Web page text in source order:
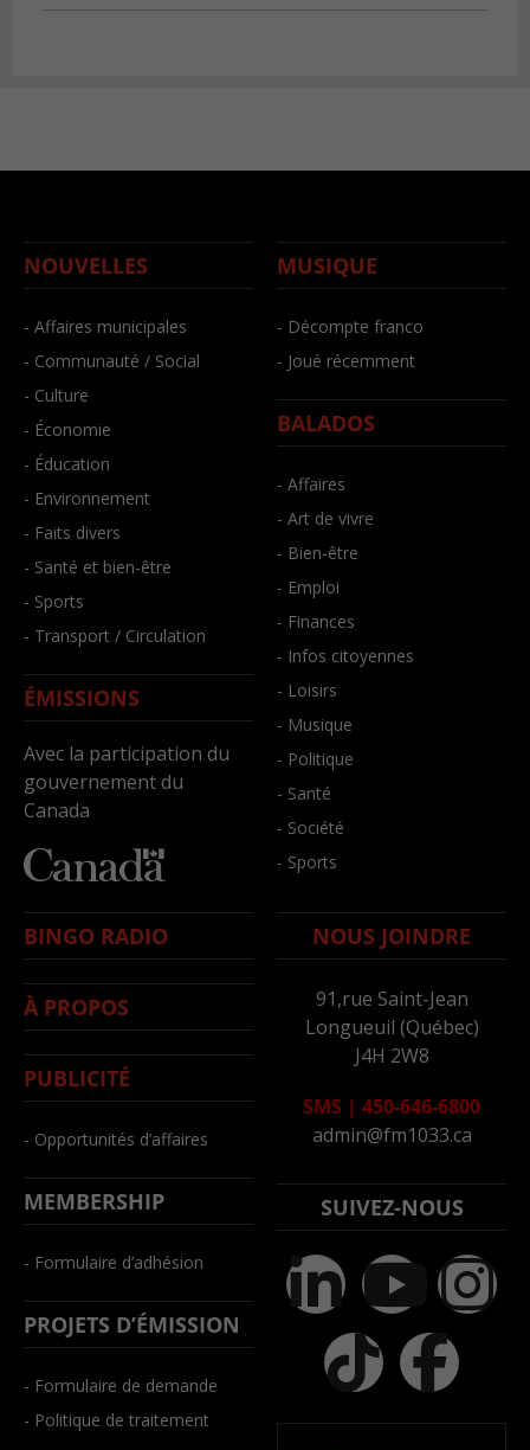
NOUVELLES
- Affaires municipales
- Communauté / Social
- Culture
- Économie
- Éducation
- Environnement
- Faits divers
- Santé et bien-être
- Sports
- Transport / Circulation
ÉMISSIONS
Avec la participation du
gouvernement du
Canada
MUSIQUE
- Décompte franco
- Joué récemment
BALADOS
- Affaires
- Art de vivre
- Bien-être
- Emploi
- Finances
- Infos citoyennes
- Loisirs
- Musique
- Politique
- Santé
- Société
- Sports
BINGO RADIO
À PROPOS
PUBLICITÉ
- Opportunités d’affaires
MEMBERSHIP
- Formulaire d’adhésion
PROJETS D’ÉMISSION
- Formulaire de demande
- Politique de traitement
NOUS JOINDRE
91,rue Saint-Jean
Longueuil (Québec)
J4H 2W8
SMS | 450-646-6800
admin@fm1033.ca
SUIVEZ-NOUS